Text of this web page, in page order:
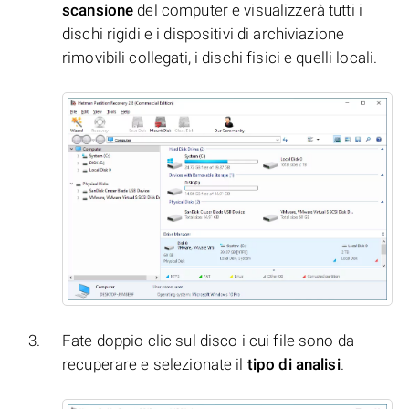
scansione del computer e visualizzerà tutti i
dischi rigidi e i dispositivi di archiviazione
rimovibili collegati, i dischi fisici e quelli locali.
Fate doppio clic sul disco i cui file sono da
recuperare e selezionate il tipo di analisi.